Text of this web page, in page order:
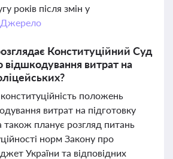
років після змін у
Джерело
Конституційний Суд
відшкодування витрат на
положень
витрат на підготовку
також планує розгляд питань
норм Закону про
України та відповідних